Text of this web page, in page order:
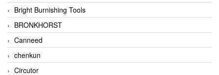
Bright Burnishing Tools
BRONKHORST
Canneed
chenkun
Circutor